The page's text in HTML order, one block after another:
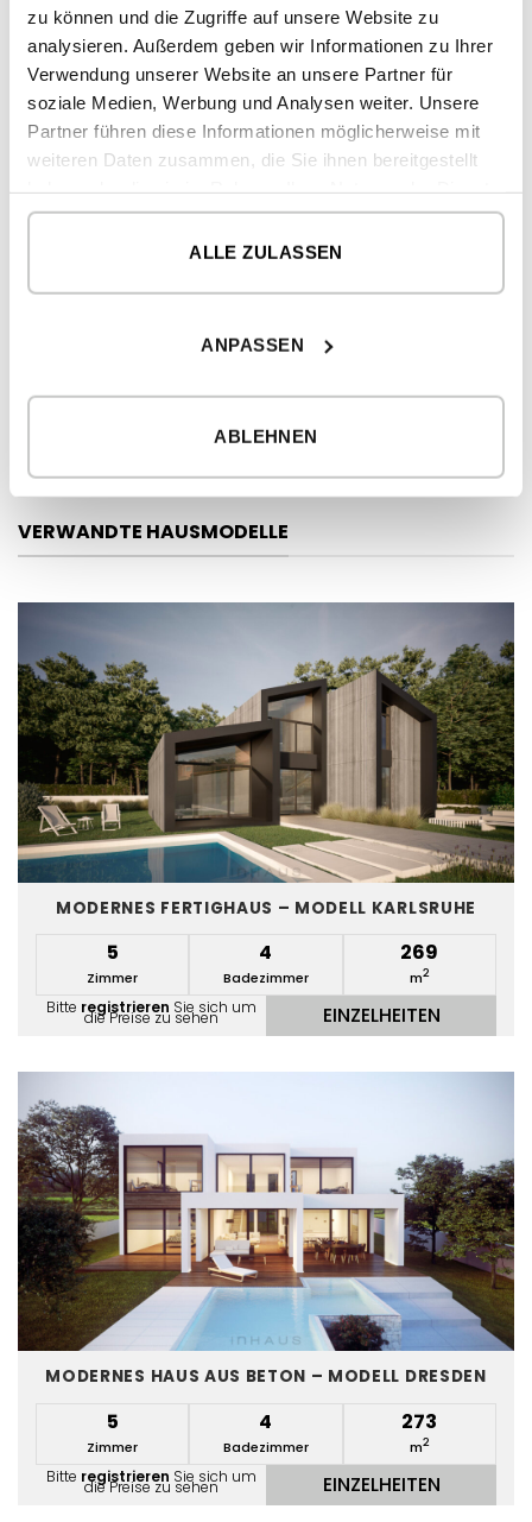
zu können und die Zugriffe auf unsere Website zu
analysieren. Außerdem geben wir Informationen zu Ihrer
Verwendung unserer Website an unsere Partner für
soziale Medien, Werbung und Analysen weiter. Unsere
Partner führen diese Informationen möglicherweise mit
weiteren Daten zusammen, die Sie ihnen bereitgestellt
gesammelt haben.
ALLE ZULASSEN
ANPASSEN
ABLEHNEN
GESAMT BEBAUTE FLÄCHE 293,82 m
HAUS 262,80 m
Überdachte Fläche Aussenbereich 31,02 m
ERDGESCHOSS
Überdachte Fläche
Nutzfläche (NUF)
66,80 m
VERWANDTE HAUSMODELLE
MODERNES FERTIGHAUS – MODELL KARLSRUHE
5
Zimmer
4
Badezimmer
269
m2
Bitte registrieren Sie sich um
die Preise zu sehen EINZELHEITEN
MODERNES HAUS AUS BETON – MODELL DRESDEN
5
Zimmer
4
Badezimmer
273
m2
Bitte registrieren Sie sich um
die Preise zu sehen EINZELHEITEN